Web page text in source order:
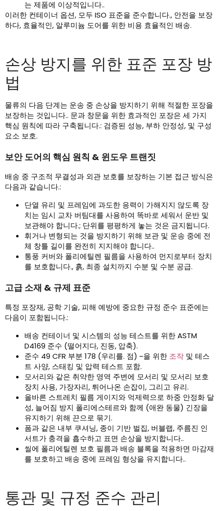
는 제품에 이상적입니다..
이러한 컨테이너 옵션, 모두 ISO 표준을 준수합니다., 안전을 보장
하다, 효율적인, 알루미늄 도어를 위한 비용 효율적인 배송.
손상 방지를 위한 표준 포장 방
법
물류의 다음 단계는 운송 중 손상을 방지하기 위해 적절한 포장을
보장하는 것입니다.. 문과 창문을 위한 효과적인 포장은 세 가지
핵심 원칙에 따라 구축됩니다.: 검증된 성능, 부하 안정성, 및 구성
요소 보호.
보안 도어의 핵심 원칙 & 윈도우 트랜짓
배송 중 구조적 무결성과 외관 보호를 보장하는 기본 접근 방식은
다음과 같습니다.:
단열 유리 및 프레임에 과도한 응력이 가해지지 않도록 장
치는 임시 교차 버팀대를 사용하여 똑바로 세워서 운반 및
보관해야 합니다.; 단위를 평평하게 놓는 것은 금지됩니다.
휘거나 변형되는 것을 방지하기 위해 보관 및 운송 중에 전
체 창틀 길이를 완전히 지지해야 합니다..
통풍 커버와 폴리에틸렌 필름을 사용하여 먼지로부터 장치
를 보호합니다., 흙, 최종 설치까지 수분 및 수분 공급.
고급 소재 & 규제 표준
특정 포장재, 공학 기술, 피해 예방에 중요한 규정 준수 표준에는
다음이 포함됩니다.:
배송 컨테이너 및 시스템의 성능 테스트를 위한 ASTM
D4169 준수 (떨어지다, 진동, 압축).
준수 49 CFR 부분 178 (우리를. 점) ~을 위한 조작 및 테스
트 사양, 스태킹 및 압력 테스트 포함.
모서리와 같은 취약한 영역 주변에 모서리 및 모서리 보호
장치 사용, 가장자리, 튀어나온 손잡이, 그리고 유리.
올바른 스트레치 필름 게이지와 억제력으로 하중 안정화 달
성, 늘어짐 방지 폴리에스테르와 함께 (애완 동물) 긴장을
유지하기 위해 끈으로 묶기.
폼과 같은 내부 쿠셔닝, 종이 기반 벌집, 버블랩, 주름진 인
서트가 충격을 흡수하고 표면 손상을 방지합니다..
씰에 폴리에틸렌 보호 필름과 배송 블록을 적용하면 마감재
를 보호하고 배송 중에 프레임 형상을 유지합니다..
통관 및 규정 준수 관리